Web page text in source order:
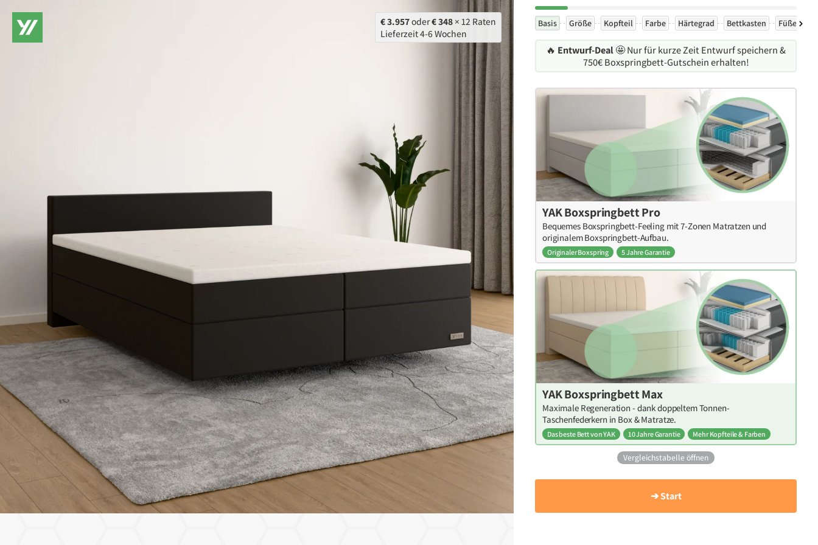
€ 3.957oder€ 348 × 12 Raten
Lieferzeit 4-6 Wochen
Basis Größe Kopfteil Farbe Härtegrad Bettkasten Füße
🔥 Entwurf-Deal🤩 Nur für kurze Zeit Entwurf speichern &
750€ Boxspringbett-Gutschein erhalten!
YAK Boxspringbett Pro
Bequemes Boxspringbett-Feeling mit 7-Zonen Matratzen und
originalem Boxspringbett-Aufbau.
Originaler Boxspring 5 Jahre Garantie
YAK Boxspringbett Max
Maximale Regeneration - dank doppeltem Tonnen-
Taschenfederkern in Box & Matratze.
Das beste Bett von YAK 10 Jahre Garantie Mehr Kopfteile & Farben
Vergleichstabelle öffnen
➔ Start